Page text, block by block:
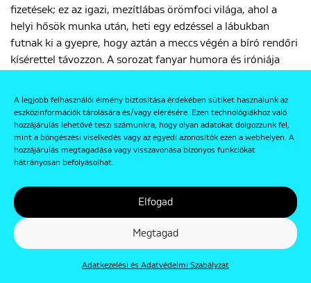
A legjobb felhasználói élmény biztosítása érdekében sütiket használunk az
eszközinformációk tárolására és/vagy elérésére. Ezen technológiákhoz való
hozzájárulás lehetővé teszi számunkra, hogy olyan adatokat dolgozzunk fel,
mint a böngészési viselkedés vagy az egyedi azonosítók ezen a webhelyen. A
hozzájárulás megtagadása vagy visszavonása bizonyos funkciókat
hátrányosan befolyásolhat.
Elfogad
Megtagad
Adatkezelési és Adatvédelmi Szabályzat
fizetések; ez az igazi, mezítlábas örömfoci világa, ahol a
helyi hősök munka után, heti egy edzéssel a lábukban
futnak ki a gyepre, hogy aztán a meccs végén a bíró rendőri
kísérettel távozzon. A sorozat fanyar humora és iróniája
futballpálya nem mérnöki koordináta-rendszer: a talaj
göröngyös, az oldalvonalat pedig láthatóan ferdére
meszelte a szertáros a harmadik fröccs után. A képeken ott
feszül a magyar vidék teljes, hamisítatlan valósága a pálya
műanyag székeken szotyolázó törzsközönséggel.
A sorozat legmélyebb felismerése azonban a makacs
lokálpatriotizmus dokumentálása: sok csapat a bajnokságot
büdzsé kérdése; egyszerűen ebben a ferde vonalú,